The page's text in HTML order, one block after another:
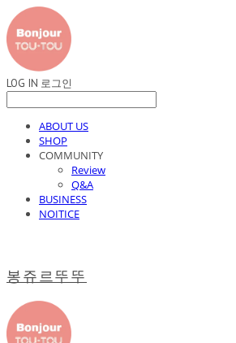
LOG IN 로그인
ABOUT US
SHOP
COMMUNITY
Review
Q&A
BUSINESS
NOITICE
봉쥬르뚜뚜